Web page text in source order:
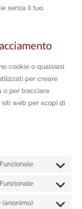
senza il tuo
cookie o qualsiasi
per creare
o per tracciare
siti web per scopi di
Funzionale
Consent
complianz
Funzionale
Consent